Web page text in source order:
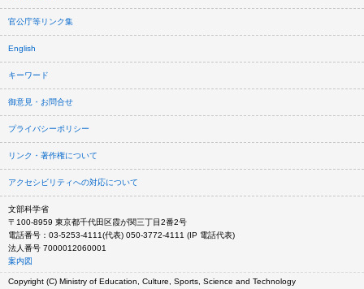
官公庁等リンク集
English
キーワード
御意見・お問合せ
プライバシーポリシー
リンク・著作権について
アクセシビリティへの対応について
文部科学省
〒100-8959 東京都千代田区霞が関三丁目2番2号
電話番号：03-5253-4111(代表) 050-3772-4111 (IP 電話代表)
法人番号 7000012060001
案内図
Copyright (C) Ministry of Education, Culture, Sports, Science and Technology